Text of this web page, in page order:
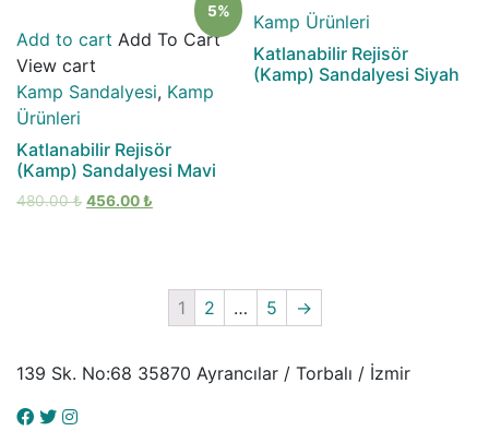
5%
Add to cart Add To Cart
View cart
Kamp Sandalyesi, Kamp
Ürünleri
Katlanabilir Rejisör
(Kamp) Sandalyesi Mavi
480.00₺ 456.00₺
Kamp Ürünleri
Katlanabilir Rejisör
(Kamp) Sandalyesi Siyah
1 2 … 5 →
139 Sk. No:68 35870 Ayrancılar / Torbalı / İzmir